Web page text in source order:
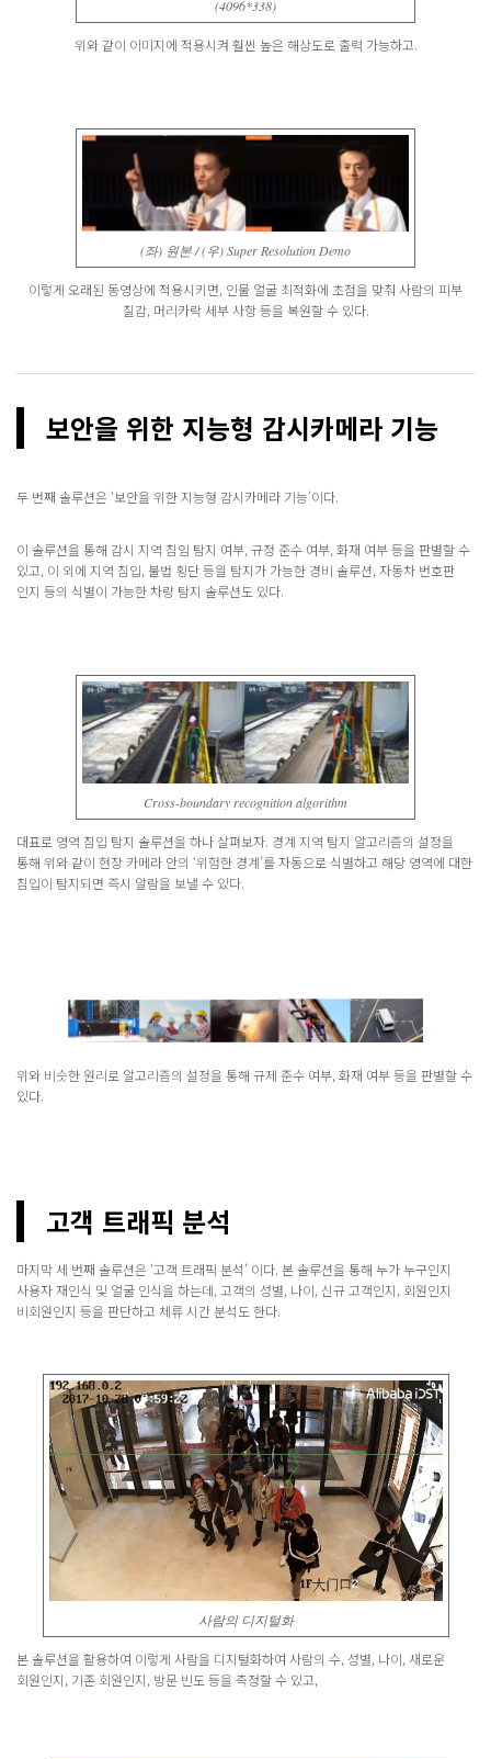
(4096*338)
위와 같이 이미지에 적용시켜 훨씬 높은 해상도로 출력 가능하고.
(좌) 원본 / (우) Super Resolution Demo
이렇게 오래된 동영상에 적용시키면, 인물 얼굴 최적화에 초점을 맞춰 사람의 피부
질감, 머리카락 세부 사항 등을 복원할 수 있다.
보안을 위한 지능형 감시카메라 기능
두 번째 솔루션은 ‘보안을 위한 지능형 감시카메라 기능’이다.
이 솔루션을 통해 감시 지역 침임 탐지 여부, 규정 준수 여부, 화재 여부 등을 판별할 수
있고, 이 외에 지역 침입, 불법 횡단 등읠 탐지가 가능한 경비 솔루션, 자동차 번호판
인지 등의 식별이 가능한 차량 탐지 솔루션도 있다.
Cross-boundary recognition algorithm
대표로 영역 침입 탐지 솔루션을 하나 살펴보자. 경계 지역 탐지 알고리즘의 설정을
통해 위와 같이 현장 카메라 안의 ‘위험한 경계’를 자동으로 식별하고 해당 영역에 대한
침입이 탐지되면 즉시 알람을 보낼 수 있다.
위와 비슷한 원리로 알고리즘의 설정을 통해 규제 준수 여부, 화재 여부 등을 판별할 수
있다.
고객 트래픽 분석
마지막 세 번째 솔루션은 ‘고객 트래픽 분석’ 이다. 본 솔루션을 통해 누가 누구인지
사용자 재인식 및 얼굴 인식을 하는데, 고객의 성별, 나이, 신규 고객인지, 회원인지
비회원인지 등을 판단하고 체류 시간 분석도 한다.
사람의 디지털화
본 솔루션을 활용하여 이렇게 사람을 디지털화하여 사람의 수, 성별, 나이, 새로운
회원인지, 기존 회원인지, 방문 빈도 등을 측정할 수 있고,